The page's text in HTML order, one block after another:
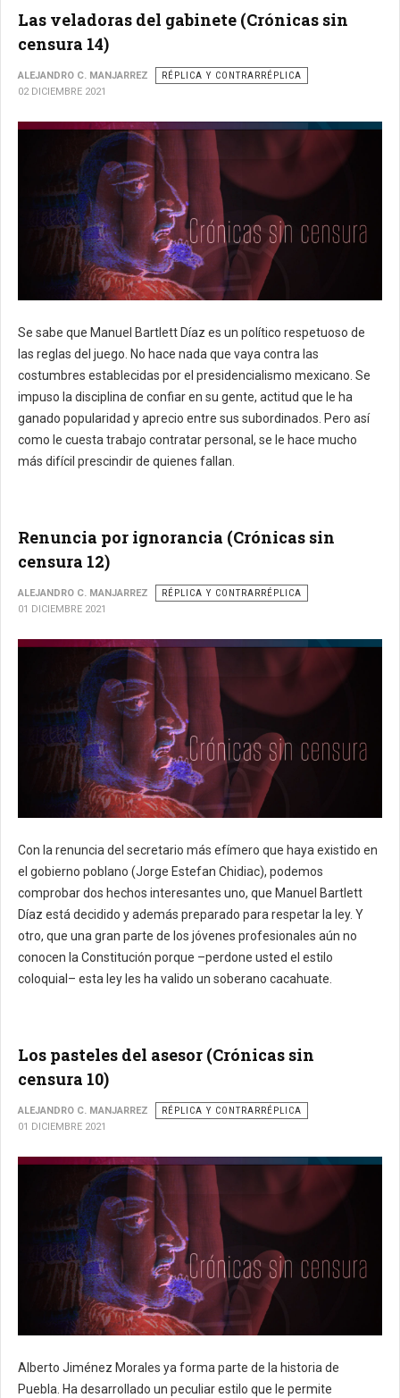
Las veladoras del gabinete (Crónicas sin
censura 14)
ALEJANDRO C. MANJARREZ
RÉPLICA Y CONTRARRÉPLICA
02 DICIEMBRE 2021
Se sabe que Manuel Bartlett Díaz es un político respetuoso de
las reglas del juego. No hace nada que vaya contra las
costumbres establecidas por el presidencialismo mexicano. Se
impuso la disciplina de confiar en su gente, actitud que le ha
ganado popularidad y aprecio entre sus subordinados. Pero así
como le cuesta trabajo contratar personal, se le hace mucho
más difícil prescindir de quienes fallan.
Renuncia por ignorancia (Crónicas sin
censura 12)
ALEJANDRO C. MANJARREZ
RÉPLICA Y CONTRARRÉPLICA
01 DICIEMBRE 2021
Con la renuncia del secretario más efímero que haya existido en
el gobierno poblano (Jorge Estefan Chidiac), podemos
comprobar dos hechos interesantes uno, que Manuel Bartlett
Díaz está decidido y además preparado para respetar la ley. Y
otro, que una gran parte de los jóvenes profesionales aún no
conocen la Constitución porque –perdone usted el estilo
coloquial– esta ley les ha valido un soberano cacahuate.
Los pasteles del asesor (Crónicas sin
censura 10)
ALEJANDRO C. MANJARREZ
RÉPLICA Y CONTRARRÉPLICA
01 DICIEMBRE 2021
Alberto Jiménez Morales ya forma parte de la historia de
Puebla. Ha desarrollado un peculiar estilo que le permite